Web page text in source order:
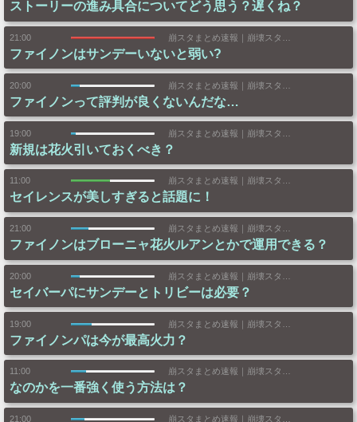
ストーリーの進み具合についてどう思う？遅くね？
21:00
ファイノンはサンデーいないと弱い?
20:00
ファイノンって評判が良くないんだな…
19:00
新規は花火引いておくべき？
11:00
セイレンスが美しすぎると話題に！
21:00
ファイノンはブローニャ花火ルアンとかで運用できる？
20:00
セイバーパにサンデーとトリビーは必要？
19:00
ファイノンパは今が最高火力？
11:00 崩スタまとめ速報｜崩壊スターレイルまとめ
なのかを一番強く使う方法は？
21:00